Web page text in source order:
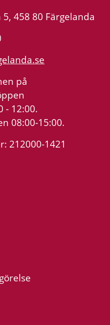
458 80 Färgelanda
på
- 12:00.
08:00-15:00.
212000-1421